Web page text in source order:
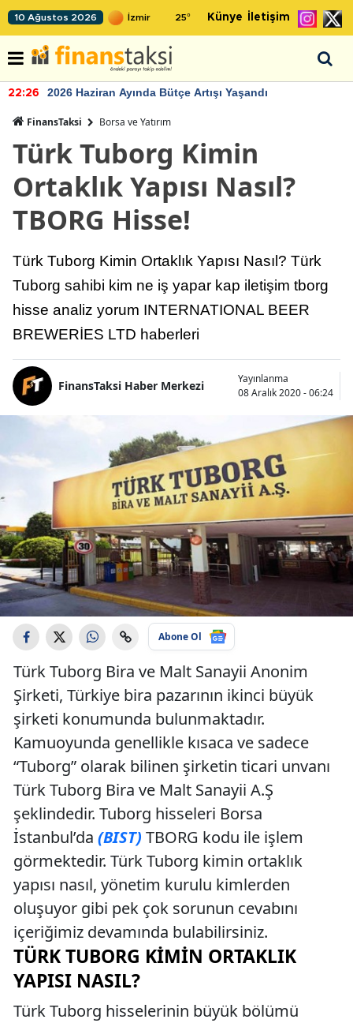
10 Ağustos 2026 25° Künye İletişim
22:26 2026 Haziran Ayında Bütçe Artışı Yaşandı
FinansTaksi Borsa ve Yatırım
Türk Tuborg Kimin
Ortaklık Yapısı Nasıl?
TBORG Hisse!
Türk Tuborg Kimin Ortaklık Yapısı Nasıl? Türk
Tuborg sahibi kim ne iş yapar kap iletişim tborg
hisse analiz yorum INTERNATIONAL BEER
BREWERİES LTD haberleri
FinansTaksi Haber Merkezi
Yayınlanma
08 Aralık 2020 - 06:24
Abone Ol
Türk Tuborg Bira ve Malt Sanayii Anonim
Şirketi, Türkiye bira pazarının ikinci büyük
şirketi konumunda bulunmaktadır.
Kamuoyunda genellikle kısaca ve sadece
“Tuborg” olarak bilinen şirketin ticari unvanı
Türk Tuborg Bira ve Malt Sanayii A.Ş
şeklindedir. Tuborg hisseleri Borsa
İstanbul’da (BIST) TBORG kodu ile işlem
görmektedir. Türk Tuborg kimin ortaklık
yapısı nasıl, yönetim kurulu kimlerden
oluşuyor gibi pek çok sorunun cevabını
içeriğimiz devamında bulabilirsiniz.
TÜRK TUBORG KIMIN ORTAKLIK
YAPISI NASIL?
Türk Tuborg hisselerinin büyük bölümü